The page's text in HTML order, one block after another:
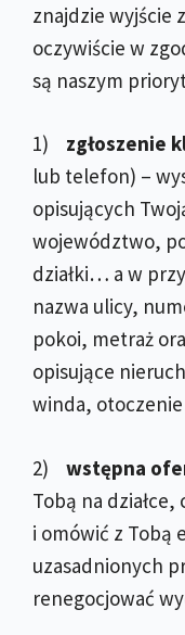
znajdzie wyjście
oczywiście w
są naszym
1) zgłoszenie
lub telefon) –
opisujących
województwo,
działki… a w
nazwa ulicy,
pokoi, metraż
opisujące
winda,
2) wstępna
Tobą na
i omówić z Tobą
uzasadnionych
renegocjować